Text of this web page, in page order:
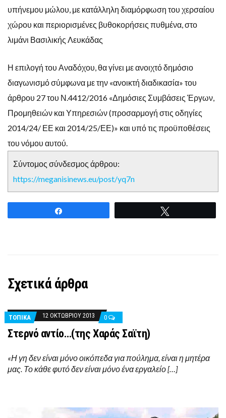
υπήνεμου μώλου, με κατάλληλη διαμόρφωση του χερσαίου
χώρου και περιορισμένες βυθοκορήσεις πυθμένα, στο
λιμάνι Βασιλικής Λευκάδας
Η επιλογή του Αναδόχου, θα γίνει με ανοιχτό δημόσιο
διαγωνισμό σύμφωνα με την «ανοικτή διαδικασία» του
άρθρου 27 του Ν.4412/2016 «Δημόσιες Συμβάσεις Έργων,
Προμηθειών και Υπηρεσιών (προσαρμογή στις οδηγίες
2014/24/ ΕΕ και 2014/25/ΕΕ)» και υπό τις προϋποθέσεις
του νόμου αυτού.
Σύντομος σύνδεσμος άρθρου:
https://meganisinews.eu/post/yq7n
Σχετικά άρθρα
ΤΟΠΙΚΑ 12 ΟΚΤΩΒΡΊΟΥ 2013 0
Στερνό αντίο…(της Χαράς Σαϊτη)
«Η γη δεν είναι μόνο οικόπεδα για πούλημα, είναι η μητέρα
μας. Το κάθε φυτό δεν είναι μόνο ένα εργαλείο […]